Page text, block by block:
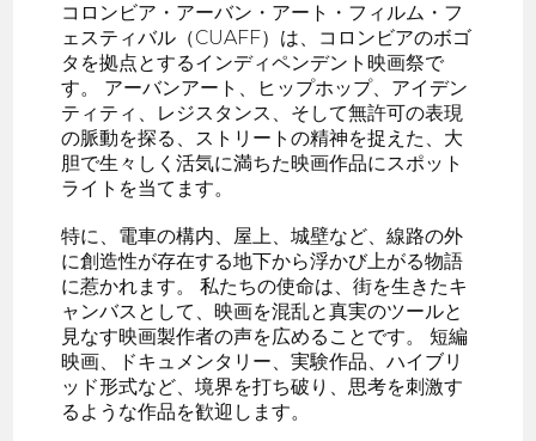
コロンビア・アーバン・アート・フィルム・フ
ェスティバル（CUAFF）は、コロンビアのボゴ
タを拠点とするインディペンデント映画祭で
す。 アーバンアート、ヒップホップ、アイデン
ティティ、レジスタンス、そして無許可の表現
の脈動を探る、ストリートの精神を捉えた、大
胆で生々しく活気に満ちた映画作品にスポット
ライトを当てます。
特に、電車の構内、屋上、城壁など、線路の外
に創造性が存在する地下から浮かび上がる物語
に惹かれます。 私たちの使命は、街を生きたキ
ャンバスとして、映画を混乱と真実のツールと
見なす映画製作者の声を広めることです。 短編
映画、ドキュメンタリー、実験作品、ハイブリ
ッド形式など、境界を打ち破り、思考を刺激す
るような作品を歓迎します。